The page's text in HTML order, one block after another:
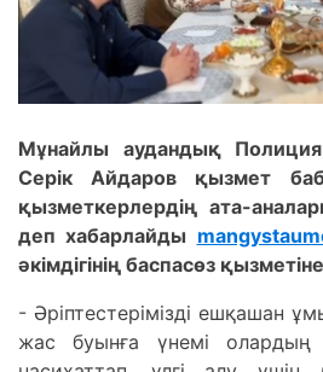
Мұнайлы аудандық Полиция
Серік Айдаров қызмет
қызметкерлердің ата-
деп хабарлайды
әкімдігінің баспасөз
- Әріптестерімізді ешқашан
жас буынға үнемі олардың